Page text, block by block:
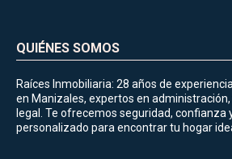
QUIÉNES SOMOS
Raíces Inmobiliaria: 28 años de
en Manizales, expertos en
legal. Te ofrecemos seguridad, confianza
personalizado para encontrar tu hogar